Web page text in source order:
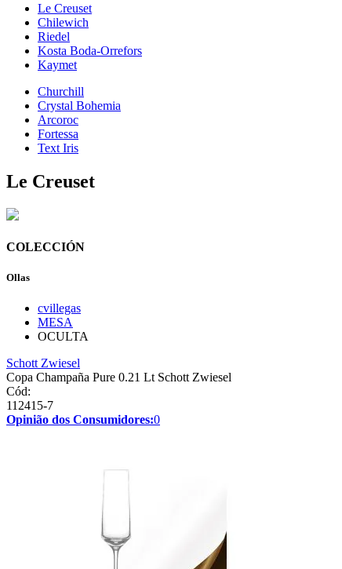
Le Creuset
Chilewich
Riedel
Kosta Boda-Orrefors
Kaymet
Churchill
Crystal Bohemia
Arcoroc
Fortessa
Text Iris
Le Creuset
COLECCIÓN
Ollas
cvillegas
MESA
OCULTA
Schott Zwiesel
Copa Champaña Pure 0.21 Lt Schott Zwiesel
Cód:
112415-7
Opinião dos Consumidores:0